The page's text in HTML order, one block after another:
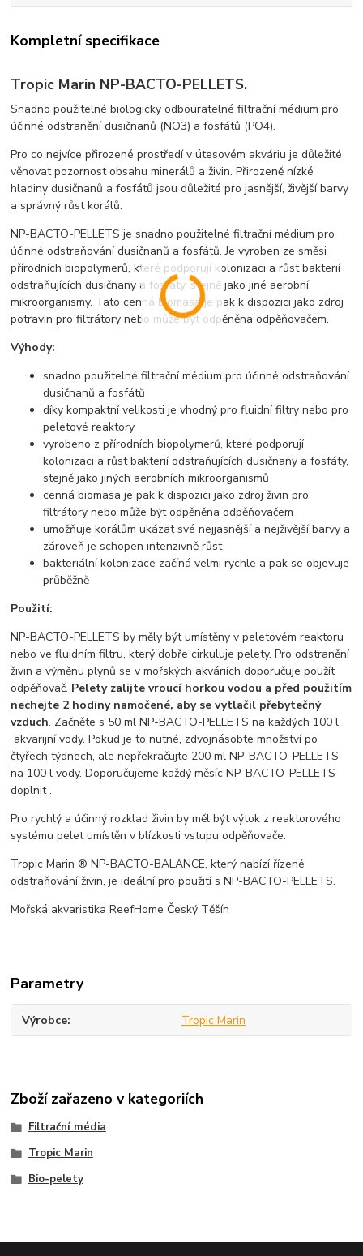
Kompletní specifikace
Tropic Marin NP-BACTO-PELLETS.
Snadno použitelné biologicky odbouratelné filtrační médium pro
účinné odstranění dusičnanů (NO3) a fosfátů (PO4).
Pro co nejvíce přirozené prostředí v útesovém akváriu je důležité
věnovat pozornost obsahu minerálů a živin. Přirozeně nízké
hladiny dusičnanů a fosfátů jsou důležité pro jasnější, živější barvy
a správný růst korálů.
NP-BACTO-PELLETS je snadno použitelné filtrační médium pro
účinné odstraňování dusičnanů a fosfátů. Je vyroben ze směsi
přírodních biopolymerů, které podporují kolonizaci a růst bakterií
odstraňujících dusičnany a fosfáty, stejně jako jiné aerobní
mikroorganismy. Tato cenná biomasa je pak k dispozici jako zdroj
potravin pro filtrátory nebo může být odpěněna odpěňovačem.
Výhody:
snadno použitelné filtrační médium pro účinné odstraňování
dusičnanů a fosfátů
díky kompaktní velikosti je vhodný pro fluidní filtry nebo pro
peletové reaktory
vyrobeno z přírodních biopolymerů, které podporují
kolonizaci a růst bakterií odstraňujících dusičnany a fosfáty,
stejně jako jiných aerobních mikroorganismů
cenná biomasa je pak k dispozici jako zdroj živin pro
filtrátory nebo může být odpěněna odpěňovačem
umožňuje korálům ukázat své nejjasnější a nejživější barvy a
zároveň je schopen intenzivně růst
bakteriální kolonizace začíná velmi rychle a pak se objevuje
průběžně
Použití:
NP-BACTO-PELLETS by měly být umístěny v peletovém reaktoru
nebo ve fluidním filtru, který dobře cirkuluje pelety. Pro odstranění
živin a výměnu plynů se v mořských akváriích doporučuje použít
odpěňovač. Pelety zalijte vroucí horkou vodou a před použitím
nechejte 2 hodiny namočené, aby se vytlačil přebytečný
vzduch. Začněte s 50 ml NP-BACTO-PELLETS na každých 100 l
akvarijní vody. Pokud je to nutné, zdvojnásobte množství po
čtyřech týdnech, ale nepřekračujte 200 ml NP-BACTO-PELLETS
na 100 l vody. Doporučujeme každý měsíc NP-BACTO-PELLETS
doplnit .
Pro rychlý a účinný rozklad živin by měl být výtok z reaktorového
systému pelet umístěn v blízkosti vstupu odpěňovače.
Tropic Marin ® NP-BACTO-BALANCE, který nabízí řízené
odstraňování živin, je ideální pro použití s NP-BACTO-PELLETS.
Mořská akvaristika ReefHome Český Těšín
Parametry
Výrobce Tropic Marin
Zboží zařazeno v kategoriích
Filtrační média
Tropic Marin
Bio-pelety